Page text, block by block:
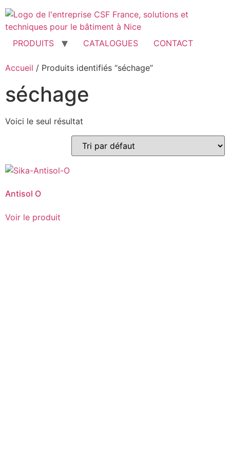
Aller
au
contenu
PRODUITS
CATALOGUES CONTACT
Accueil / Produits identifiés “séchage”
séchage
Voici le seul résultat
Antisol O
Voir le produit